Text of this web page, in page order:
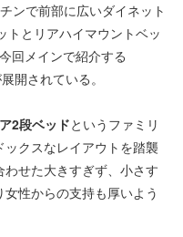
ンで前部に広いダイネット
トとリアハイマウントベッ
回メインで紹介する
開されている。
2段ベッドというファミリ
クスなレイアウトを踏襲
せた大きすぎず、小さす
性からの支持も厚いよう